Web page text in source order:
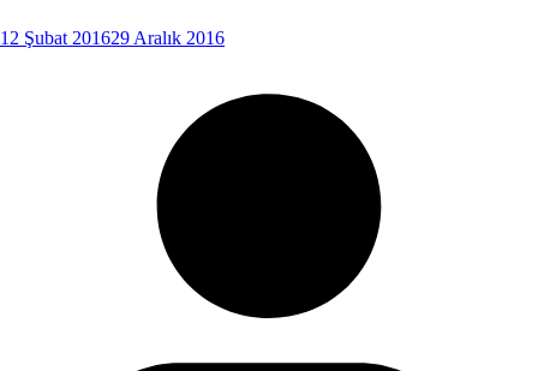
12 Şubat 201629 Aralık 2016